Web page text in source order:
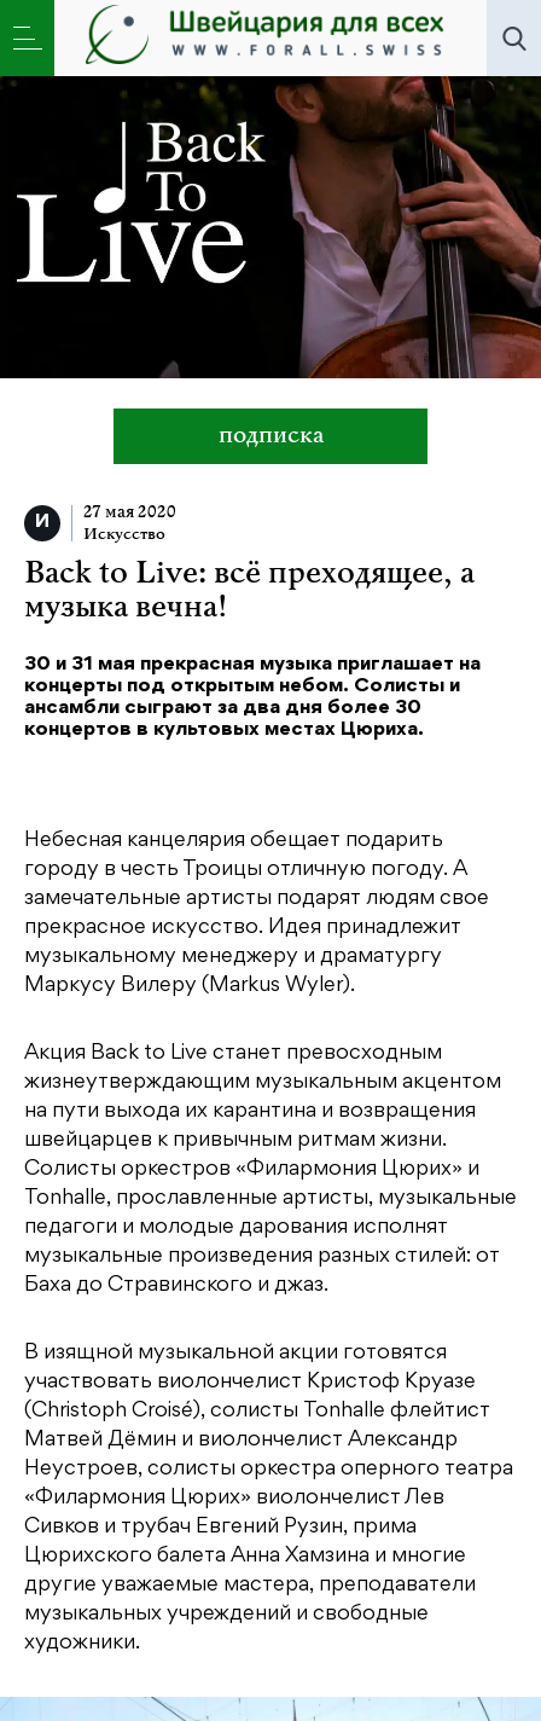
Искусство»
Back to Live: всё преходящее, а музыка
вечна!
подписка
27 мая 2020
Искусство
Back to Live: всё преходящее, а
музыка вечна!
30 и 31 мая прекрасная музыка приглашает на
концерты под открытым небом. Солисты и
ансамбли сыграют за два дня более 30
концертов в культовых местах Цюриха.
Небесная канцелярия обещает подарить
городу в честь Троицы отличную погоду. А
замечательные артисты подарят людям свое
прекрасное искусство. Идея принадлежит
музыкальному менеджеру и драматургу
Маркусу Вилеру (Markus Wyler).
Акция Back to Live станет превосходным
жизнеутверждающим музыкальным акцентом
на пути выхода их карантина и возвращения
швейцарцев к привычным ритмам жизни.
Солисты оркестров «Филармония Цюрих» и
Tonhalle, прославленные артисты, музыкальные
педагоги и молодые дарования исполнят
музыкальные произведения разных стилей: от
Баха до Стравинского и джаз.
В изящной музыкальной акции готовятся
участвовать виолончелист Кристоф Круазе
(Christoph Croisé), солисты Tonhalle флейтист
Матвей Дёмин и виолончелист Александр
Неустроев, солисты оркестра оперного театра
«Филармония Цюрих» виолончелист Лев
Сивков и трубач Евгений Рузин, прима
Цюрихского балета Анна Хамзина и многие
другие уважаемые мастера, преподаватели
музыкальных учреждений и свободные
художники.